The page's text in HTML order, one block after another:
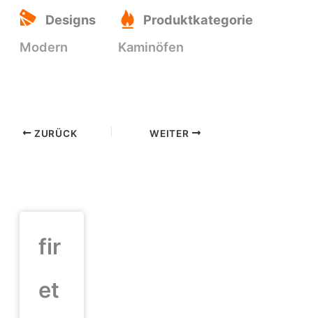
Designs
Modern
Produktkategorie
Kaminöfen
ZURÜCK WEITER
fir
et